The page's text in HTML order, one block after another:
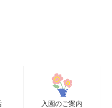
入園のご案内